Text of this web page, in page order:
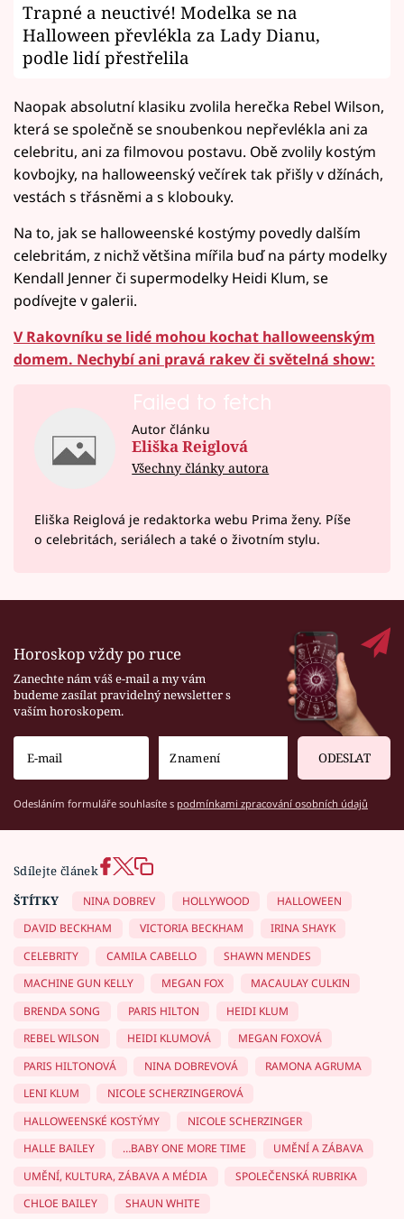
Trapné a neuctivé! Modelka se na
Halloween převlékla za Lady Dianu,
podle lidí přestřelila
Naopak absolutní klasiku zvolila herečka Rebel Wilson,
která se společně se snoubenkou nepřevlékla ani za
celebritu, ani za filmovou postavu. Obě zvolily kostým
kovbojky, na halloweenský večírek tak přišly v džínách,
vestách s třásněmi a s klobouky.
Na to, jak se halloweenské kostýmy povedly dalším
celebritám, z nichž většina mířila buď na párty modelky
Kendall Jenner či supermodelky Heidi Klum, se
podívejte v galerii.
V Rakovníku se lidé mohou kochat halloweenským
domem. Nechybí ani pravá rakev či světelná show:
Failed to fetch
Autor článku
Eliška Reiglová
Všechny články autora
Eliška Reiglová je redaktorka webu Prima ženy. Píše
o celebritách, seriálech a také o životním stylu.
Horoskop vždy po ruce
Zanechte nám váš e-mail a my vám
budeme zasílat pravidelný newsletter s
vaším horoskopem.
ODESLAT
Odesláním formuláře souhlasíte s podmínkami zpracování osobních údajů
Sdílejte článek
ŠTÍTKY
NINA DOBREV HOLLYWOOD
HALLOWEEN
DAVID BECKHAM
VICTORIA BECKHAM
IRINA SHAYK
CELEBRITY
CAMILA CABELLO
SHAWN MENDES
MACHINE GUN KELLY
MEGAN FOX
MACAULAY CULKIN
BRENDA SONG
PARIS HILTON
HEIDI KLUM
REBEL WILSON
HEIDI KLUMOVÁ
MEGAN FOXOVÁ
PARIS HILTONOVÁ
NINA DOBREVOVÁ
RAMONA AGRUMA
LENI KLUM
NICOLE SCHERZINGEROVÁ
HALLOWEENSKÉ KOSTÝMY
NICOLE SCHERZINGER
HALLE BAILEY
…BABY ONE MORE TIME
UMĚNÍ A ZÁBAVA
UMĚNÍ, KULTURA, ZÁBAVA A MÉDIA
SPOLEČENSKÁ RUBRIKA
CHLOE BAILEY
SHAUN WHITE